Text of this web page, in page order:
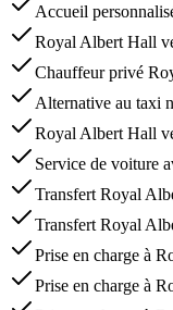
Accueil
Royal Albert Hall
Chauffeur privé
Alternative au taxi
Royal Albert Hall
Service de voiture
Transfert Royal
Transfert Royal
Prise en charge à
Prise en charge à